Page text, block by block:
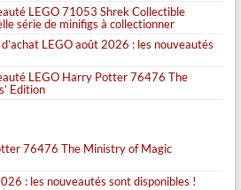
LEGO 71053 Shrek Collectible
série de minifigs à collectionner
LEGO août 2026 : les nouveautés
LEGO Harry Potter 76476 The
Edition
76476 The Ministry of Magic
: les nouveautés sont disponibles !